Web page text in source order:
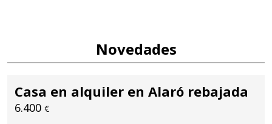
Novedades
Casa en alquiler en Alaró rebajada
6.400 €